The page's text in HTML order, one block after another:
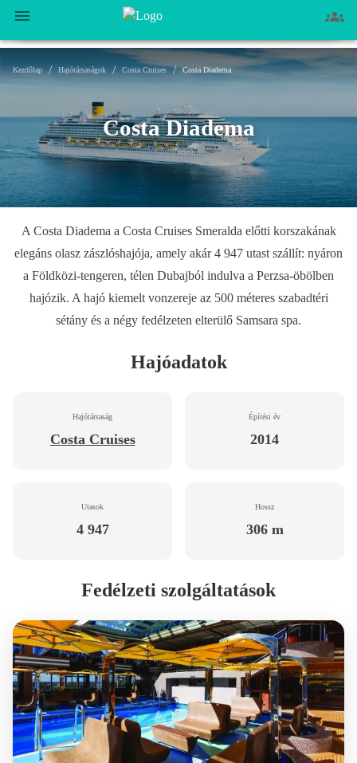
Costa Diadema
Kezdőlap / Hajótársaságok / Costa Cruises / Costa Diadema
A Costa Diadema a Costa Cruises Smeralda előtti korszakának
elegáns olasz zászlóshajója, amely akár 4 947 utast szállít: nyáron
a Földközi-tengeren, télen Dubajból indulva a Perzsa-öbölben
hajózik. A hajó kiemelt vonzereje az 500 méteres szabadtéri
sétány és a négy fedélzeten elterülő Samsara spa.
Hajóadatok
Hajótársaság
Costa Cruises
Építési év
2014
Utasok
4 947
Hossz
306 m
Fedélzeti szolgáltatások